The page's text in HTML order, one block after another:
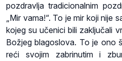
pozdravlja tradicionalnim
„Mir vama!“. To je mir koji nije
kojeg su učenici bili zaključali
Božjeg blagoslova. To je ono
reći svojim zabrinutim i